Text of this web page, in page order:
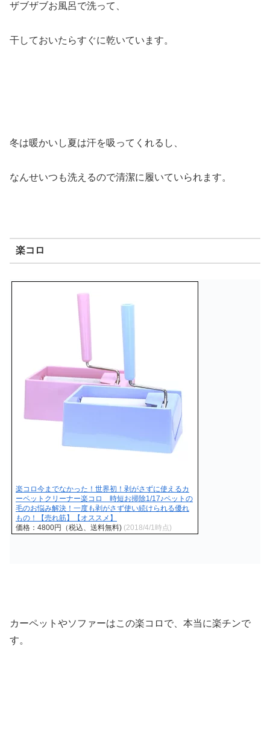
ザブザブお風呂で洗って、
干しておいたらすぐに乾いています。
冬は暖かいし夏は汗を吸ってくれるし、
なんせいつも洗えるので清潔に履いていられます。
楽コロ
楽コロ今までなかった！世界初！剥がさずに使えるカ
ーペットクリーナー楽コロ 時短お掃除1/17♪ペットの
毛のお悩み解決！一度も剥がさず使い続けられる優れ
もの！【売れ筋】【オススメ】
価格：4800円（税込、送料無料) (2018/4/1時点)
カーペットやソファーはこの楽コロで、本当に楽チンで
す。